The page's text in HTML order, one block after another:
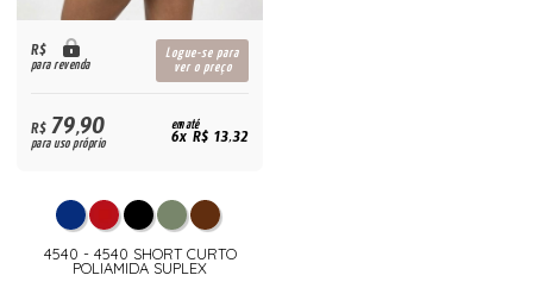
R$
para revenda
Logue-se para
ver o preço
R$79,90
para uso próprio
em até
6x R$ 13,32
4540 - 4540 SHORT CURTO
POLIAMIDA SUPLEX